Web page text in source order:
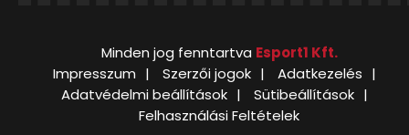
Minden jog fenntartva Esport1 Kft.
Impresszum
Szerzői jogok
Adatkezelés
Adatvédelmi beállítások
Sütibeállítások
Felhasználási Feltételek